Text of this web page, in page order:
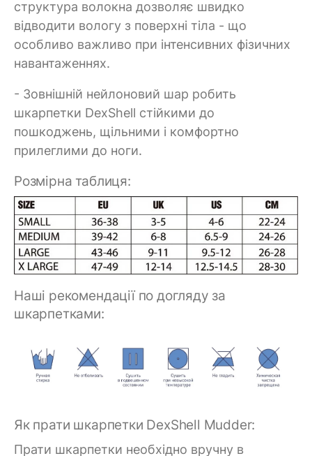
структура волокна дозволяє швидко
відводити вологу з поверхні тіла - що
особливо важливо при інтенсивних фізичних
навантаженнях.
- Зовнішній нейлоновий шар робить
шкарпетки DexShell стійкими до
пошкоджень, щільними і комфортно
прилеглими до ноги.
Розмірна таблиця:
Наші рекомендації по догляду за
шкарпетками:
Як прати шкарпетки DexShell Mudder:
Прати шкарпетки необхідно вручну в